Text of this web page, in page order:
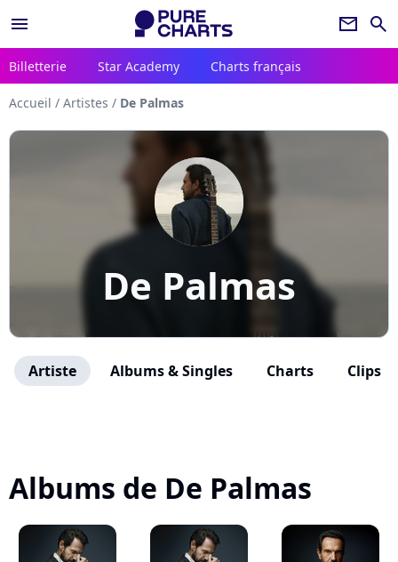
menu newsletter search
Billetterie Star Academy Charts français
Accueil / Artistes / De Palmas
De Palmas
Artiste Albums & Singles Charts Clips
Albums de De Palmas